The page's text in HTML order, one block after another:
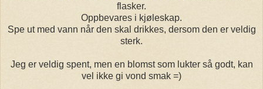
flasker.
Oppbevares i kjøleskap.
Spe ut med vann når den skal drikkes, dersom den er veldig
sterk.
Jeg er veldig spent, men en blomst som lukter så godt, kan
vel ikke gi vond smak =)